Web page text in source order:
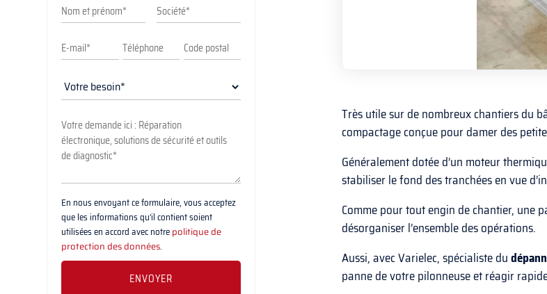
En nous envoyant ce formulaire, vous acceptez
que les informations qu'il contient soient
utilisées en accord avec notrepolitique de
protection des données.
Très utile sur de nombreux chantiers du
compactage conçue pour damer des
Généralement dotée d’un moteur
stabiliser le fond des tranchées en vue
Comme pour tout engin de chantier, une
désorganiser l’ensemble des opérations.
Aussi, avec Varielec, spécialiste du
panne de votre pilonneuse et réagir